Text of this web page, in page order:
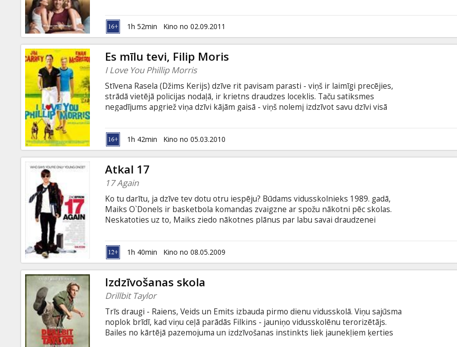
„saistības”, un katru nakti var pavadīt kopā ar citu skaistuli. Pēc kopīgas
pasēdēšanas krodziņā, Miča un Deiva dzīve apgriezīsies kājām gaisā, kad viņi
pamodīsies – samainīti vietām!
1h 52min Kino no 02.09.2011
Es mīlu tevi, Filip Moris
I Love You Phillip Morris
Stīvena Rasela (Džims Kerijs) dzīve rit pavisam parasti - viņš ir laimīgi precējies,
strādā vietējā policijas nodaļā, ir krietns draudzes loceklis. Taču satiksmes
negadījums apgriež viņa dzīvi kājām gaisā - viņš nolemj izdzīvot savu dzīvi visā
prēmijām, viltotiem dokumentiem, kredītkartēm un tamlīdzīgām pretlikumīgām
darbībām Stīvens nonāk cietumā, kur sastop Filipu Morisu (Jūens Makgregors). No
ieslodzījuma viņš izkļūst, taču nonāk aiz restēm atkārtoti.
1h 42min Kino no 05.03.2010
Atkal 17
17 Again
Ko tu darītu, ja dzīve tev dotu otru iespēju? Būdams vidusskolnieks 1989. gadā,
Maiks O`Donels ir basketbola komandas zvaigzne ar spožu nākotni pēc skolas.
Neskatoties uz to, Maiks ziedo nākotnes plānus par labu savai draudzenei
slavas dienas ir palikušas tālu aiz muguras - viņa laulības ar Skārletu ir izjukušas,
darbā vajā neveiksmes, bet viņa bērni uzskata tēti par lūzeri. Brīnumainā veidā,
Maiks negaidīti pārvēršas 17 gadīgā pusaudzī un saņem vēl vienu iespēju no jauna
iekārtot savu dzīvi.
1h 40min Kino no 08.05.2009
Izdzīvošanas skola
Drillbit Taylor
Trīs draugi - Raiens, Veids un Emits izbauda pirmo dienu vidusskolā. Viņu sajūsma
noplok brīdī, kad viņu ceļā parādās Filkins - jauniņo vidusskolēnu terorizētājs.
Bailes no kārtējā pazemojuma un izdzīvošanas instinkts liek jaunekļiem ķerties